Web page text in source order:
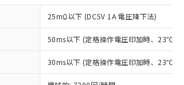
25mΩ以下 (DC5V 1A 電圧降下法)
50ms以下 (定格操作電圧印加時、23℃、
30ms以下 (定格操作電圧印加時、23℃、
条件
をお読みいただき、同意のうえ
：EU RoHS指令（10物質）の非含
した製品に切り替える予定のある
なし：EU RoHS指令（10物質）の
対応の商品で、対応品を出す予
せん。